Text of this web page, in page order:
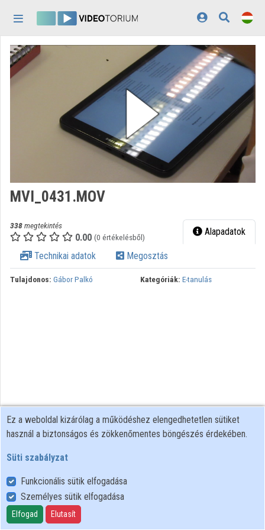
Kezdőlap
Bejelentkezés
Közreműködők
Megjelenés:
MVI_0431.MOV
338megtekintés
0.00 (0 értékelésből) Alapadatok
Technikai adatok Megosztás
Tulajdonos: Gábor Palkó Kategóriák: E-tanulás
Felhasználói szabályzat
Adatkezelési tájékoztató
Süti szabályzat
Ez a weboldal kizárólag a működéshez elengedhetetlen sütiket
használ a biztonságos és zökkenőmentes böngészés érdekében.
Süti szabályzat
Funkcionális sütik elfogadása
Személyes sütik elfogadása
Elfogad Elutasít